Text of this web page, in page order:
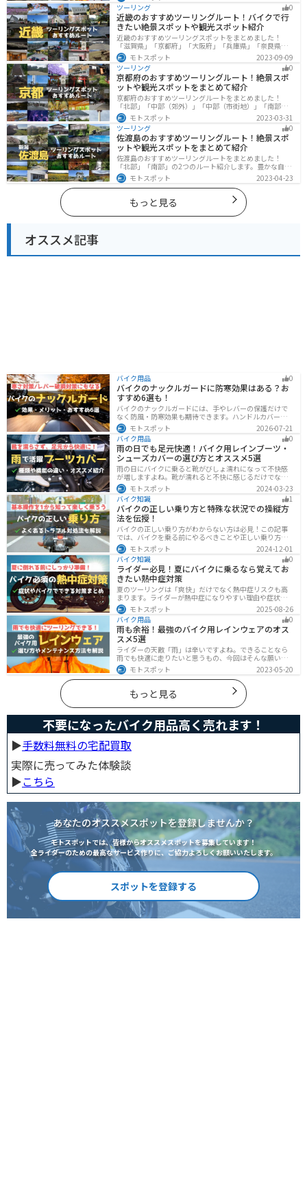
に行く際は参考にしてください。
ツーリング
0
近畿のおすすめツーリングルート！バイクで行
きたい絶景スポットや観光スポット紹介
近畿のおすすめツーリングスポットをまとめました！
「滋賀県」「京都府」「大阪府」「兵庫県」「奈良県」
「和歌山」の各県の観光地紹介します。自然豊かな山々
や湖、温泉地が点在し、四季折々の景色を楽しめるスポ
ットが多数あります。バイクで近畿にツーリングに行く
際は参考にしてください。
モトスポット
2023-09-09
ツーリング
0
京都府のおすすめツーリングルート！絶景スポ
ットや観光スポットをまとめて紹介
京都府のおすすめツーリングルートをまとめました！
「北部」「中部（郊外）」「中部（市街地）」「南部」
の4つのルート紹介します。古い町並みや神社仏閣、自然
に囲まれた風光明媚なスポットが数多く存在し、様々な
楽しみ方ができます。バイクで京都府にツーリングに行
く際は参考にしてください。
モトスポット
2023-03-31
ツーリング
0
佐渡島のおすすめツーリングルート！絶景スポ
ットや観光スポットをまとめて紹介
佐渡島のおすすめツーリングルートをまとめました！
「北部」「南部」の2つのルート紹介します。豊かな自然
と歴史的なスポット、トキなどの貴重な動物を見られる
スポットが多数あります。バイクで佐渡島にツーリング
に行く際は参考にしてください。
モトスポット 2023-04-23
もっと見る
オススメ記事
バイク用品 0
バイクのナックルガードに防寒効果はある？お
すすめ6選も！
バイクのナックルガードには、手やレバーの保護だけで
なく防風・防寒効果も期待できます。ハンドルカバーと
の違いやメリット・デメリット、選び方を解説し、冬の
ツーリングにおすすめの大型ナックルガード6選を価格や
特徴とともに紹介します。
モトスポット
2026-07-21
バイク用品
0
雨の日でも足元快適！バイク用レインブーツ・
シューズカバーの選び方とオススメ5選
雨の日にバイクに乗ると靴がびしょ濡れになって不快感
が増しますよね。靴が濡れると不快に感じるだけでなく
操作性にも影響が出るので事故の原因にもなります。ブ
ーツカバーを使うことで靴を雨や汚れから防ぐことがで
きます。防風効果もあるので寒さ対策にもなります。
モトスポット
2024-03-23
バイク知識
1
バイクの正しい乗り方と特殊な状況での操縦方
法を伝授！
バイクの正しい乗り方がわからない方は必見！この記事
では、バイクを乗る前にやるべきことや正しい乗り方、
トラブルと対処法を解説しています。実は、車と気をつ
ける部分はかなり異なるので注意が必要です。この記事
を読めば、安全で快適なバイクライフを送れます。
モトスポット
2024-12-01
バイク知識
0
ライダー必見！夏にバイクに乗るなら覚えてお
きたい熱中症対策
夏のツーリングは「爽快」だけでなく熱中症リスクも高
まります。ライダーが熱中症になりやすい理由や症状、
危険性、そして安全に楽しむための対策を徹底解説。夏
用ウェア・水分補給・休憩ポイントの工夫など、猛暑で
も快適に走るコツを紹介します。
モトスポット
2025-08-26
バイク用品
0
雨も余裕！最強のバイク用レインウェアのオス
スメ5選
ライダーの天敵「雨」は辛いですよね。できることなら
雨でも快適に走りたいと思うもの、今回はそんな願いを
叶える最強のバイク用レインウェアを紹介します。レイ
ンウェアの選び方や撥水力が落ちてきた時のメンテナン
ス方法もまとめたので、参考にしてください。
モトスポット 2023-05-20
もっと見る
不要になったバイク用品高く売れます！
▶︎手数料無料の宅配買取
実際に売ってみた体験談
▶︎こちら
あなたのオススメスポットを登録しませんか？
モトスポットでは、皆様からオススメスポットを募集しています！
全ライダーのための最高なサービス作りに、ご協力よろしくお願いいたします。
スポットを登録する